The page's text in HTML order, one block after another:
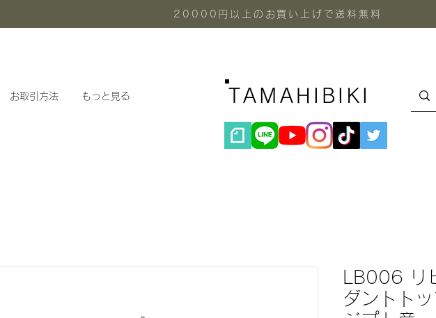
20000円以上のお買い上げで送料無料
お取引方法 もっと見る TAMAHIBIKI
LB006 リ
ダントト